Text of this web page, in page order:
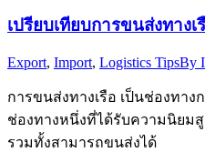
เปรียบเทียบการขนส่งทาง
Export, Import, Logistics TipsBy
การขนส่งทางเรือ เป็นช่องทาง
ช่องทางหนึ่งที่ได้รับความนิยม
รวมทั้งสามารถขนส่งได้